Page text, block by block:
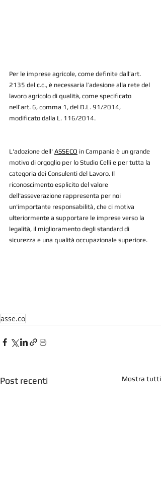
Per le imprese agricole, come definite dall’art.
2135 del c.c., è necessaria l’adesione alla rete del
lavoro agricolo di qualità, come specificato
nell’art. 6, comma 1, del D.L. 91/2014,
modificato dalla L. 116/2014.
L'adozione dell' ASSECO in Campania è un grande
motivo di orgoglio per lo Studio Celli e per tutta la
categoria dei Consulenti del Lavoro. Il
riconoscimento esplicito del valore
dell'asseverazione rappresenta per noi
un'importante responsabilità, che ci motiva
ulteriormente a supportare le imprese verso la
legalità, il miglioramento degli standard di
sicurezza e una qualità occupazionale superiore.
asse.co
Post recenti Mostra tutti